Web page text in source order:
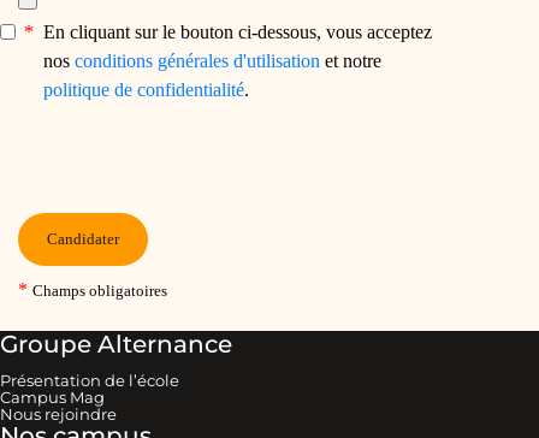
Groupe Alternance
Présentation de l’école
Campus Mag
Nous rejoindre